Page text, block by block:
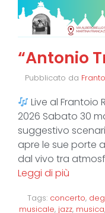
“Antonio
Pubblicato da
Live al Frantoio
2026 Sabato 30
suggestivo
apre le sue porte
dal vivo tra
Leggi di più
Tags: concerto,
musicale, jazz, musica,